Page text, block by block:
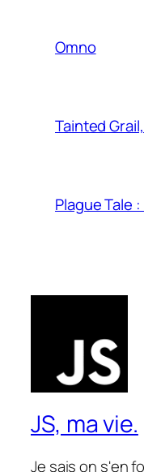
Omno
Tainted
Plague Tale
JS, ma vie.
Je sais on s'en